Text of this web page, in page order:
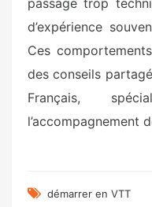
passage trop
d’expérience
Ces
des conseils
Français,
l’accompagnement
démarrer en VTT